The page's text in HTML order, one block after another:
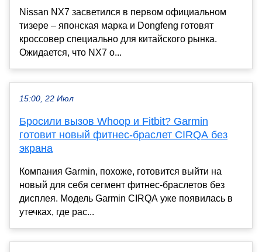
Nissan NX7 засветился в первом официальном
тизере – японская марка и Dongfeng готовят
кроссовер специально для китайского рынка.
Ожидается, что NX7 о...
15:00, 22 Июл
Бросили вызов Whoop и Fitbit? Garmin
готовит новый фитнес-браслет CIRQA без
экрана
Компания Garmin, похоже, готовится выйти на
новый для себя сегмент фитнес-браслетов без
дисплея. Модель Garmin CIRQA уже появилась в
утечках, где рас...